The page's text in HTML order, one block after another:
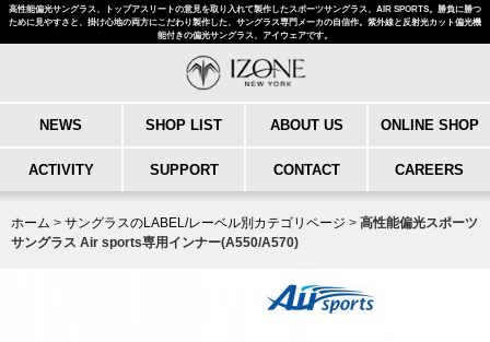
高性能偏光サングラス、トップアスリートの意見を取り入れて製作したスポーツサングラス、AIR SPORTS。勝負に勝つ
ために見やすさと、掛け心地の両方にこだわり製作した、サングラス専門メーカの自信作。紫外線と反射光カット偏光機
能付きの偏光サングラス、アイウェアです。
NEWS SHOP LIST ABOUT US ONLINE SHOP
ACTIVITY SUPPORT CONTACT CAREERS
ホーム > サングラスのLABEL/レーベル別カテゴリページ > 高性能偏光スポーツ
サングラス Air sports専用インナー(A550/A570)